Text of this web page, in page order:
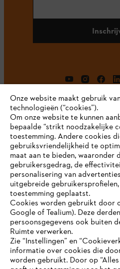
Bedrijf
STIHL FAQ
Contact
JE BROWSER
ONDERSTEUND
Onze website maakt gebruik
technologieën (“cookies”).
Om onze website te kunnen
bepaalde “strikt noodzakelijke
toestemming. Andere cookies
gebruiksvriendelijkheid te
maat aan te bieden, waaronder
gebruikersgedrag, de
personalisering van
uitgebreide
toestemming geplaatst.
Cookies worden gebruikt door
Google of Tealium). Deze
persoonsgegevens ook buiten
Ruimte verwerken.
Zie “Instellingen” en
informatie over cookies die
worden gebruikt. Door op